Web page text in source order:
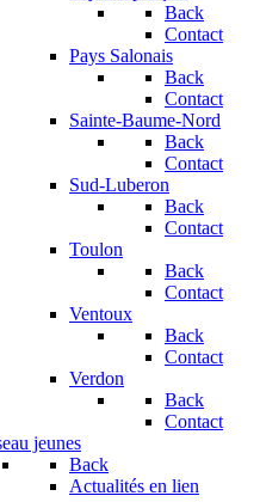
Back
Contact
Pays Salonais
Back
Contact
Sainte-Baume-Nord
Back
Contact
Sud-Luberon
Back
Contact
Toulon
Back
Contact
Ventoux
Back
Contact
Verdon
Back
Contact
jeunes
Back
Actualités en lien